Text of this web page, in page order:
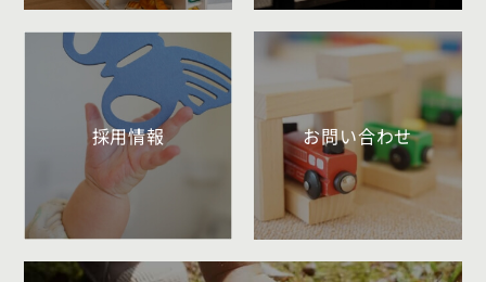
採用情報 お問い合わせ